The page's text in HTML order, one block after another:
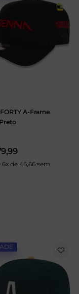
A-Frame
6x de 46,66 sem